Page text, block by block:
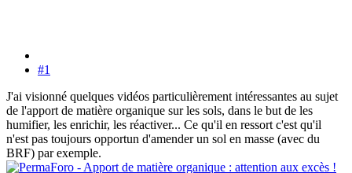
#1
J'ai visionné quelques vidéos particulièrement intéressantes au sujet
de l'apport de matière organique sur les sols, dans le but de les
humifier, les enrichir, les réactiver... Ce qu'il en ressort c'est qu'il
n'est pas toujours opportun d'amender un sol en masse (avec du
BRF) par exemple.